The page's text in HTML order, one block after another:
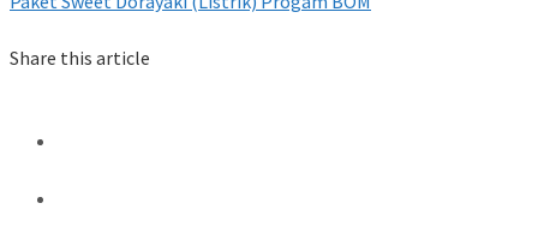
Share this article